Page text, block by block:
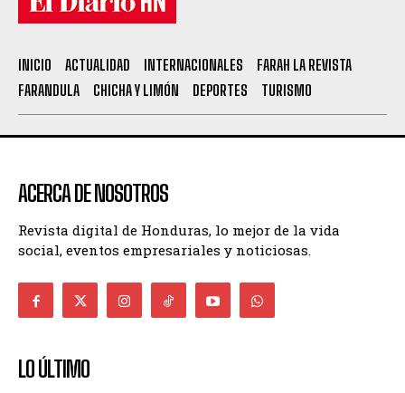
INICIO ACTUALIDAD INTERNACIONALES
FARAH LA REVISTA
FARANDULA
CHICHA Y LIMÓN DEPORTES TURISMO
ACERCA DE NOSOTROS
Revista digital de Honduras, lo mejor de la vida
social, eventos empresariales y noticiosas.
LO ÚLTIMO